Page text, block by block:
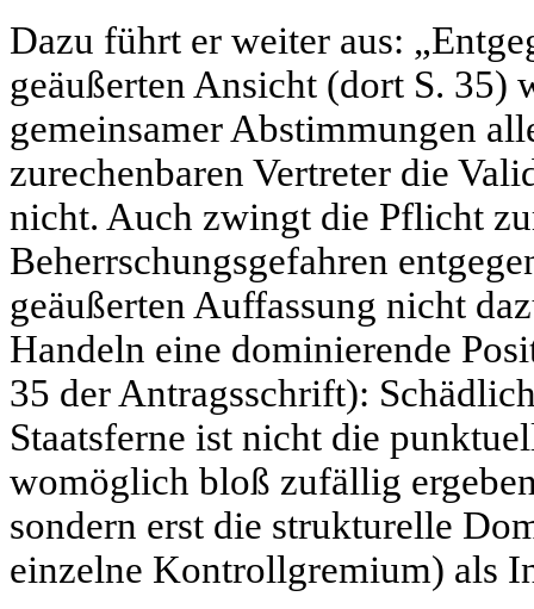
Dazu führt er weiter aus:
geäußerten Ansicht (dort S.
gemeinsamer Abstimmungen
zurechenbaren Vertreter die
nicht. Auch zwingt die Pflicht
Beherrschungsgefahren
geäußerten Auffassung nicht
Handeln eine dominierende
35 der Antragsschrift):
Staatsferne ist nicht die
womöglich bloß zufällig
sondern erst die strukturelle
einzelne Kontrollgremium) als